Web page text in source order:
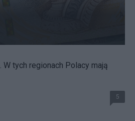
W tych regionach Polacy mają
5